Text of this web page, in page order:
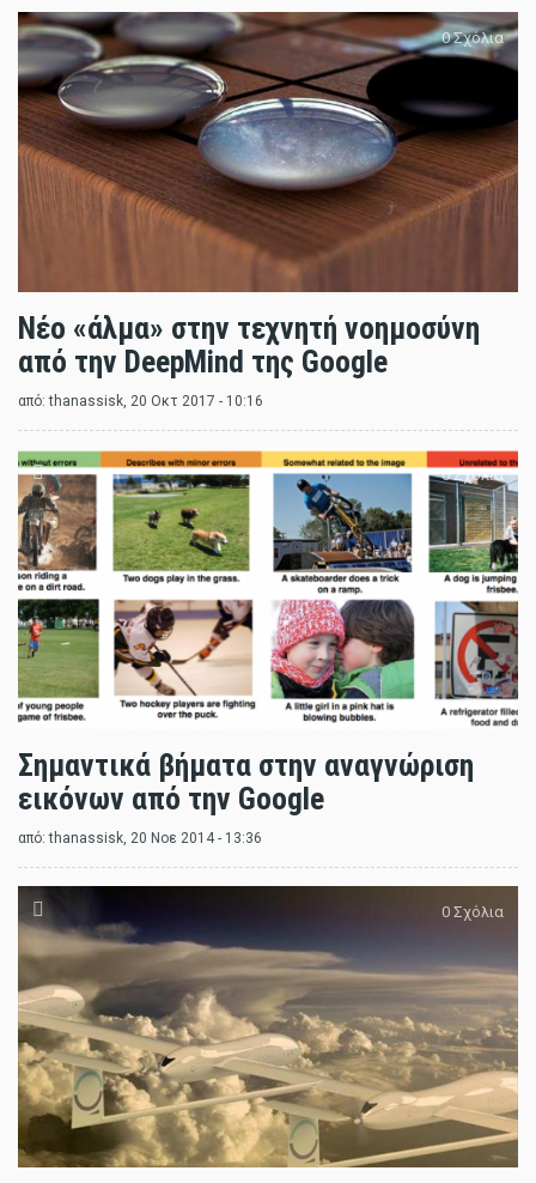
0 Σχόλια
Νέο «άλμα» στην τεχνητή νοημοσύνη
από την DeepMind της Google
από:thanassisk , 20 Οκτ 2017 - 10:16
0 Σχόλια
Σημαντικά βήματα στην αναγνώριση
εικόνων από την Google
από:thanassisk, 20 Νοε 2014 - 13:36
0 Σχόλια